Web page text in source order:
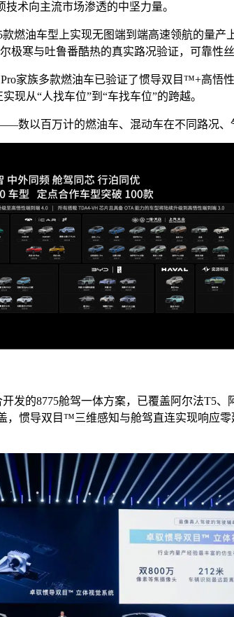
术向主流市场渗透的中坚力量。
燃油车型上实现无图端到端高速领航的量
寒与吐鲁番酷热的真实路况验证，可靠性丝
家族多款燃油车已验证了惯导双目™+高悟
现从“人找车位”到“车找车位”的跨越。
数以百万计的燃油车、混动车在不同路况、
的8775舱驾一体方案，已覆盖阿尔法T5
，惯导双目™三维感知与舱驾直连实现响应